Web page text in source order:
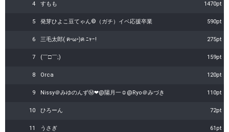
4 すもも 1470pt
5 発芽ひよこ豆てゃん©️（ガチ）イベ応援卒業 590pt
6 三毛太郎( ฅ•ω•)ฅ ﾆｬｰ! 275pt
7 (￣□￣;) 159pt
8 Orca 120pt
9 Nissy＠みゆのんずⓂ️❤@陽月一☺️@Ryo＠みづき 110pt
10 ひろーん 72pt
11 うさぎ 61pt